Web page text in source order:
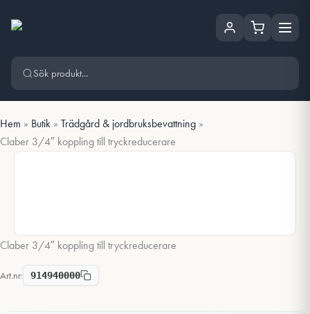
Hem » Butik » Trädgård & jordbruksbevattning »
Claber 3/4″ koppling till tryckreducerare
Claber 3/4″ koppling till tryckreducerare
Art.nr: 914940000